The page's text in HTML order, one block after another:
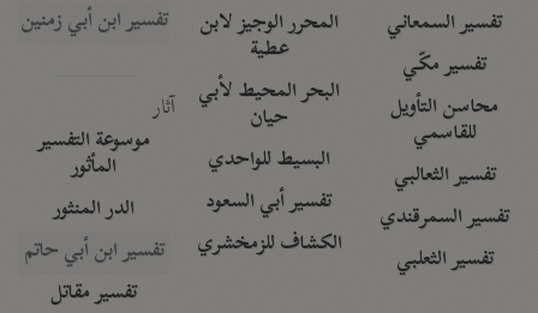
تفسير السمعاني
تفسير مكّي
محاسن التأويل
للقاسمي
تفسير الثعالبي
تفسير السمرقندي
تفسير الثعلبي
المحرر الوجيز لابن
عطية
البحر المحيط لأبي
حيان
البسيط للواحدي
تفسير أبي السعود
الكشاف للزمخشري
تفسير ابن أبي زمنين
آثار
موسوعة التفسير
المأثور
الدر المنثور
تفسير ابن أبي حاتم
تفسير مقاتل